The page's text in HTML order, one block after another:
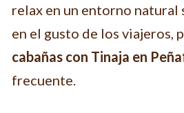
relax en un entorno natural
en el gusto de los viajeros,
cabañas con Tinaja en
frecuente.